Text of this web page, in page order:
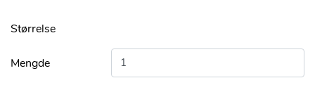
Størrelse
Mengde